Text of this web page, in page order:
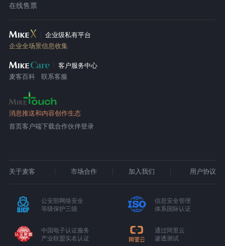
在线售票
企业级私有平台
企业全场景信息收集
客户服务中心
麦客百科
联系客服
消息推送和内容创作生态
首页客户端下载合作伙伴登录
关于麦客 市场合作 加入我们 用户协议
公安部网络安全
等级保护三级
信息安全管理
体系国际认证
中国电子认证服务
产业联盟实名认证
通过阿里云
渗透测试